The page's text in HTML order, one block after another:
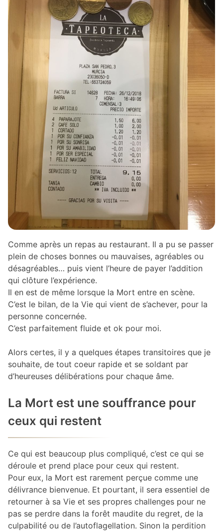
Comme après un repas au restaurant. Il a pu se passer
plein de choses bonnes ou mauvaises, agréables ou
désagréables… puis vient l’heure de payer l’addition
qui clôture l’expérience.
Il en est de même lorsque la Mort entre en scène.
C’est le bilan, de la Vie qui vient de s’achever, pour la
personne concernée.
C’est parfaitement fluide et ok pour moi.
Alors certes, il y a quelques étapes transitoires que je
souhaite, de tout coeur rapide et se soldant par
d’heureuses délibérations pour chaque âme.
La Mort est une souffrance pour
ceux qui restent
Ce qui est beaucoup plus compliqué, c’est ce qui se
déroule et prend place pour ceux qui restent.
Pour eux, la Mort est rarement perçue comme une
délivrance bienvenue. Et pourtant, il sera essentiel de
retourner à sa Vie et ses propres challenges pour ne
pas se perdre dans la forêt maudite du regret, de la
culpabilité ou de l’autoflagellation. Sinon la perdition